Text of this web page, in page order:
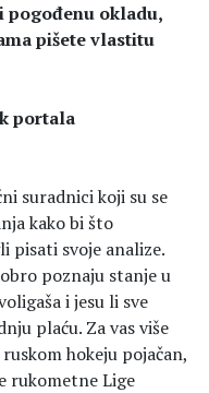
pogođenu okladu,
pišete vlastitu
portala
suradnici koji su se
kako bi što
pisati svoje analize.
poznaju stanje u
i jesu li sve
plaću. Za vas više
hokeju pojačan,
rukometne Lige